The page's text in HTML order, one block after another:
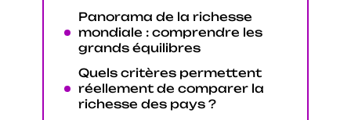
Panorama de la richesse
mondiale : comprendre les
grands équilibres
Quels critères permettent
réellement de comparer la
richesse des pays ?